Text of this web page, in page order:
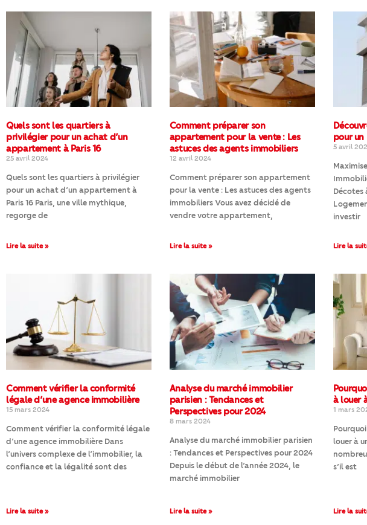
Quels sont les quartiers à
privilégier pour un achat d’un
appartement à Paris 16
25 avril 2024
Quels sont les quartiers à privilégier
pour un achat d’un appartement à
Paris 16 Paris, une ville mythique,
regorge de
Lire la suite »
Comment préparer son
appartement pour la vente : Les
astuces des agents immobiliers
12 avril 2024
Comment préparer son appartement
pour la vente : Les astuces des agents
immobiliers Vous avez décidé de
vendre votre appartement,
Lire la suite »
pour
5 avril
Décotes
investir
Lire la
Comment vérifier la conformité
légale d’une agence immobilière
15 mars 2024
Comment vérifier la conformité légale
d’une agence immobilière Dans
l’univers complexe de l’immobilier, la
confiance et la légalité sont des
Lire la suite »
Analyse du marché immobilier
parisien : Tendances et
Perspectives pour 2024
8 mars 2024
Analyse du marché immobilier parisien
: Tendances et Perspectives pour 2024
Depuis le début de l’année 2024, le
marché immobilier
Lire la suite »
à louer
1 mars
louer à
s’il est
Lire la